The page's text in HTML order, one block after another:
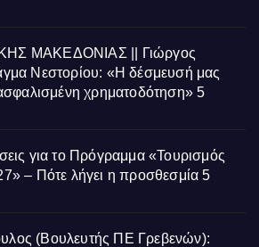
ΜΑΚΕΔΟΝΙΑΣ || Γιώργος
Νεστορίου: «Η δέσμευσή μας
χρηματοδότηση» 5
για το Πρόγραμμα «Τουρισμός
– Πότε λήγει η προσθεσμία 5
(Βουλευτής ΠΕ Γρεβενών):